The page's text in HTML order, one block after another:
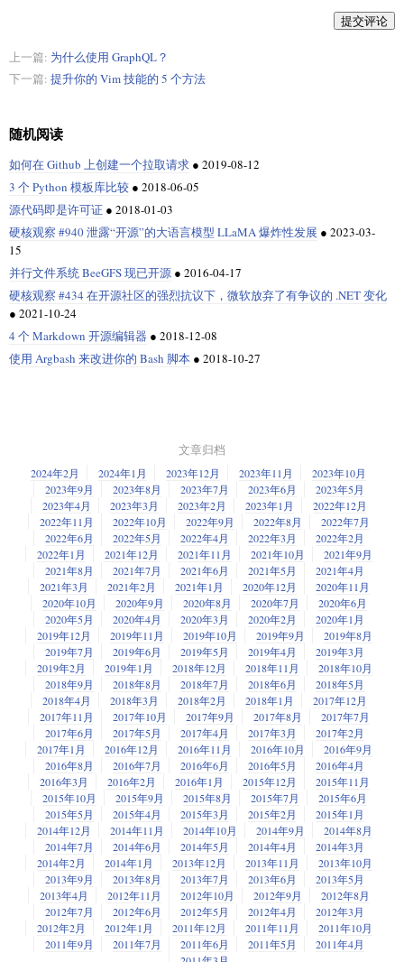
提交评论
上一篇: 为什么使用 GraphQL？
下一篇: 提升你的 Vim 技能的 5 个方法
随机阅读
如何在 Github 上创建一个拉取请求 ● 2019-08-12
3 个 Python 模板库比较 ● 2018-06-05
源代码即是许可证 ● 2018-01-03
硬核观察 #940 泄露“开源”的大语言模型 LLaMA 爆炸性发展 ● 2023-03-
15
并行文件系统 BeeGFS 现已开源 ● 2016-04-17
硬核观察 #434 在开源社区的强烈抗议下，微软放弃了有争议的 .NET 变化
● 2021-10-24
4 个 Markdown 开源编辑器 ● 2018-12-08
使用 Argbash 来改进你的 Bash 脚本 ● 2018-10-27
文章归档
2024年2月 2024年1月 2023年12月 2023年11月
2023年10月
2023年9月
2023年8月 2023年7月 2023年6月
2023年5月
2023年4月
2023年3月 2023年2月 2023年1月
2022年12月
2022年11月
2022年10月 2022年9月 2022年8月
2022年7月
2022年6月
2022年5月 2022年4月 2022年3月
2022年2月
2022年1月
2021年12月 2021年11月 2021年10月
2021年9月
2021年8月
2021年7月 2021年6月 2021年5月
2021年4月
2021年3月
2021年2月 2021年1月 2020年12月
2020年11月
2020年10月
2020年9月 2020年8月 2020年7月
2020年6月
2020年5月
2020年4月 2020年3月 2020年2月
2020年1月
2019年12月
2019年11月 2019年10月 2019年9月
2019年8月
2019年7月
2019年6月 2019年5月 2019年4月
2019年3月
2019年2月
2019年1月 2018年12月 2018年11月
2018年10月
2018年9月
2018年8月 2018年7月 2018年6月
2018年5月
2018年4月
2018年3月 2018年2月 2018年1月
2017年12月
2017年11月
2017年10月 2017年9月 2017年8月
2017年7月
2017年6月
2017年5月 2017年4月 2017年3月
2017年2月
2017年1月
2016年12月 2016年11月 2016年10月
2016年9月
2016年8月
2016年7月 2016年6月 2016年5月
2016年4月
2016年3月
2016年2月 2016年1月 2015年12月
2015年11月
2015年10月
2015年9月 2015年8月 2015年7月
2015年6月
2015年5月
2015年4月 2015年3月 2015年2月
2015年1月
2014年12月
2014年11月 2014年10月 2014年9月
2014年8月
2014年7月
2014年6月 2014年5月 2014年4月
2014年3月
2014年2月
2014年1月 2013年12月 2013年11月
2013年10月
2013年9月
2013年8月 2013年7月 2013年6月
2013年5月
2013年4月
2012年11月 2012年10月 2012年9月
2012年8月
2012年7月
2012年6月 2012年5月 2012年4月
2012年3月
2012年2月
2012年1月 2011年12月 2011年11月
2011年10月
2011年9月
2011年7月 2011年6月 2011年5月
2011年4月